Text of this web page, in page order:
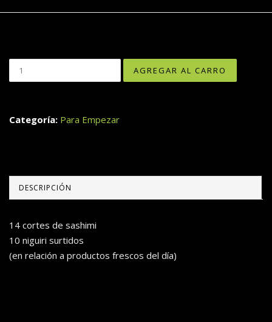
Categoría: Para Empezar
DESCRIPCIÓN
14 cortes de sashimi
10 niguiri surtidos
(en relación a productos frescos del día)